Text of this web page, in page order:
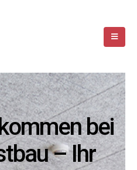
bei
– Ihr